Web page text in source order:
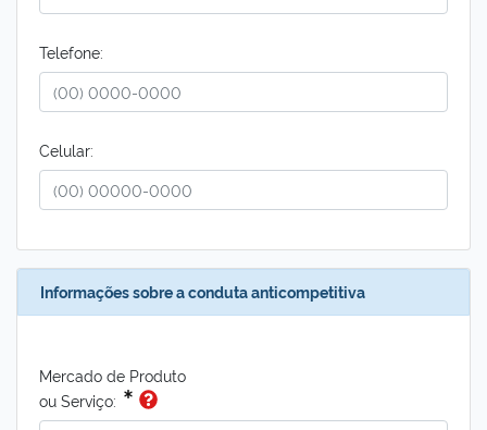
Telefone:
Celular:
Informações sobre a conduta anticompetitiva
Mercado de Produto
ou Serviço: